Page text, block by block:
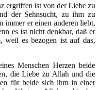
ergriffen ist von der Liebe zu
der Sehnsucht, zu ihm zu
er einen anderen liebt,
es ist nicht denkbar, daß er
weil es bezogen ist auf das,
Menschen Herzen beide
die Liebe zu Allah und die
für beide sich ihm in einer